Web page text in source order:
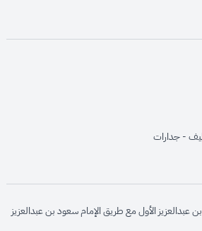
opens in
opens
opens in
opens
opens in
opens in new
- جداراتopens in new window
عبدالعزيز الأول مع طريق الإمام سعود بن عبدالعزيز